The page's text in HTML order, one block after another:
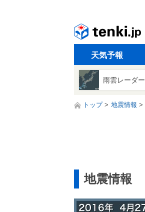
天気予報
雨雲レーダー
トップ 地震情報
地震情報